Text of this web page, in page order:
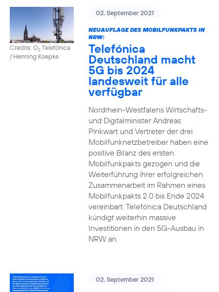
Credits: O2Telefónica
/ Henning Koepke
02. September 2021
NEUAUFLAGE DES MOBILFUNKPAKTS IN
NRW:
Telefónica
Deutschland macht
5G bis 2024
landesweit für alle
verfügbar
Nordrhein-Westfalens Wirtschafts-
und Digitalminister Andreas
Pinkwart und Vertreter der drei
Mobilfunknetzbetreiber haben eine
positive Bilanz des ersten
Mobilfunkpakts gezogen und die
Weiterführung ihrer erfolgreichen
Zusammenarbeit im Rahmen eines
Mobilfunkpakts 2.0 bis Ende 2024
vereinbart. Telefónica Deutschland
kündigt weiterhin massive
Investitionen in den 5G-Ausbau in
NRW an.
02. September 2021